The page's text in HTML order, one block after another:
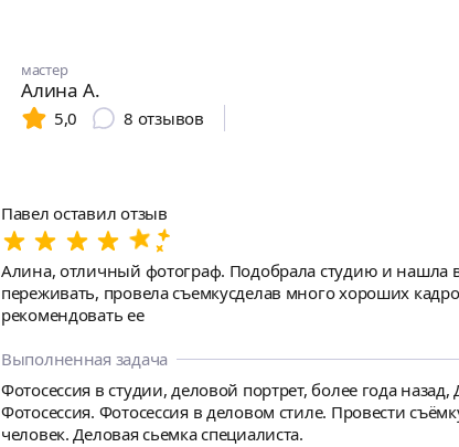
мастер
Алина А.
5,0
8 отзывов
Павел оставил отзыв
Алина, отличный фотограф. Подобрала студию и нашла
переживать, провела съемкусделав много хороших
рекомендовать ее
Выполненная задача
Фотосессия в студии, деловой портрет, более года назад,
Фотосессия. Фотосессия в деловом стиле. Провести
человек. Деловая сьемка специалиста.